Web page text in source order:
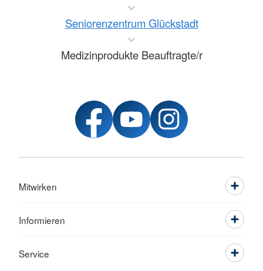
Seniorenzentrum Glückstadt
Medizinprodukte Beauftragte/r
Mitwirken
Informieren
Service